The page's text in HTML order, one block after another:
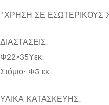
*ΧΡΗΣΗ ΣΕ
ΔΙΑΣΤΑΣΕΙΣ:
Φ22×35Υεκ.
Στόμιο: Φ5 εκ.
ΥΛΙΚΑ ΚΑΤΑΣΚΕΥΗΣ: